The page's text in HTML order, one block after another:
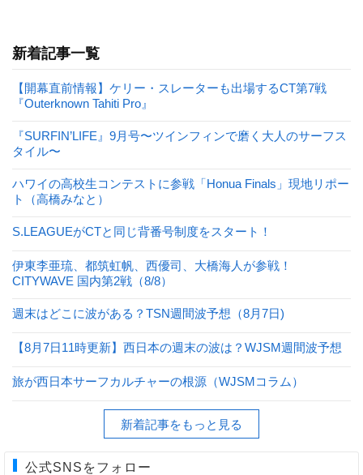
新着記事一覧
【開幕直前情報】ケリー・スレーターも出場するCT第7戦
『Outerknown Tahiti Pro』
『SURFIN’LIFE』9月号〜ツインフィンで磨く大人のサーフス
タイル〜
ハワイの高校生コンテストに参戦「Honua Finals」現地リポー
ト（高橋みなと）
S.LEAGUEがCTと同じ背番号制度をスタート！
伊東李亜琉、都筑虹帆、西優司、大橋海人が参戦！
CITYWAVE 国内第2戦（8/8）
週末はどこに波がある？TSN週間波予想（8月7日)
【8月7日11時更新】西日本の週末の波は？WJSM週間波予想
旅が西日本サーフカルチャーの根源（WJSMコラム）
新着記事をもっと見る
公式SNSをフォロー